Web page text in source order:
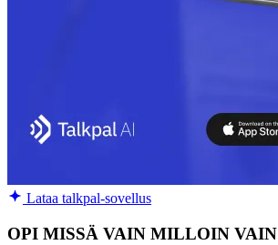
Lataa talkpal-sovellus
OPI MISSÄ VAIN MILLOIN VAIN